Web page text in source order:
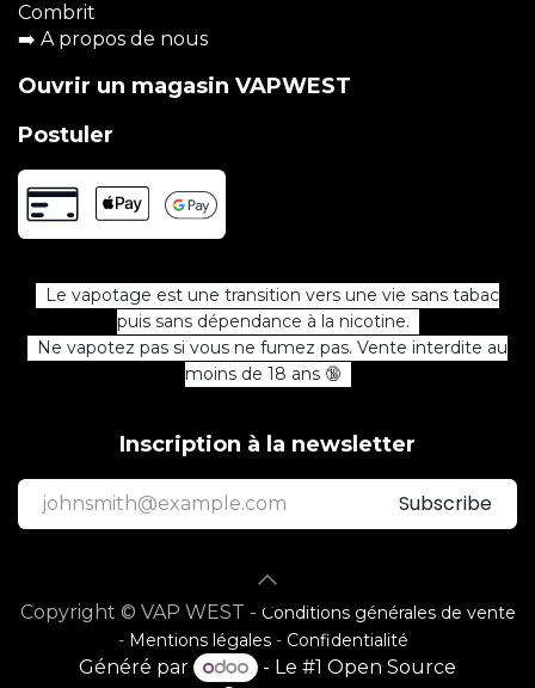
Combrit
➡️ A propos de nous
Ouvrir un magasin VAPWEST
Postuler
Le vapotage est une transition vers une vie sans tabac
puis sans dépendance à la nicotine.
Ne vapotez pas si vous ne fumez pas. Vente interdite au
moins de 18 ans 🔞
Inscription à la newsletter
Subscribe
Copyright © VAP WEST - Conditions générales de vente
- Mentions légales- Confidentialité
Généré par - Le #1Open Source